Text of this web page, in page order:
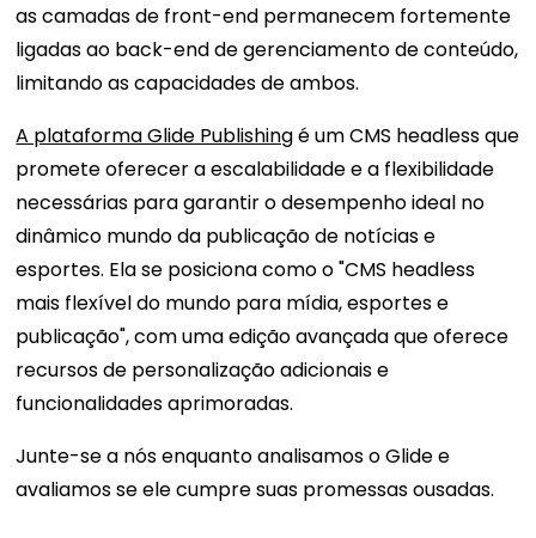
as camadas de front-end permanecem fortemente
ligadas ao back-end de gerenciamento de conteúdo,
limitando as capacidades de ambos.
A plataforma Glide Publishingé um CMS headless que
promete oferecer a escalabilidade e a flexibilidade
necessárias para garantir o desempenho ideal no
dinâmico mundo da publicação de notícias e
esportes. Ela se posiciona como o "CMS headless
mais flexível do mundo para mídia, esportes e
publicação", com uma edição avançada que oferece
recursos de personalização adicionais e
funcionalidades aprimoradas.
Junte-se a nós enquanto analisamos o Glide e
avaliamos se ele cumpre suas promessas ousadas.